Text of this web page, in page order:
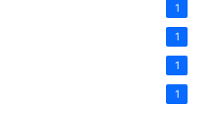
1
1
1
1